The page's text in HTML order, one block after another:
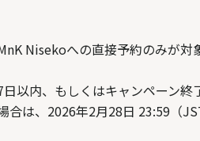
Nisekoへの直接予約のみが対
以内、もしくはキャンペーン
合は、2026年2月28日 23:59（